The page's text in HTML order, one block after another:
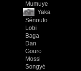
Mumuye
Yaka
Sénoufo
Lobi
Baga
Dan
Gouro
Mossi
Songyé